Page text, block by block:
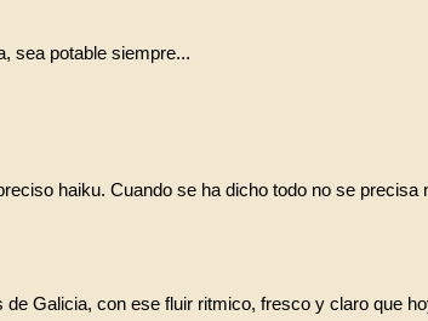
sea potable siempre...
haiku. Cuando se ha dicho todo no se precisa
de Galicia, con ese fluir ritmico, fresco y claro que